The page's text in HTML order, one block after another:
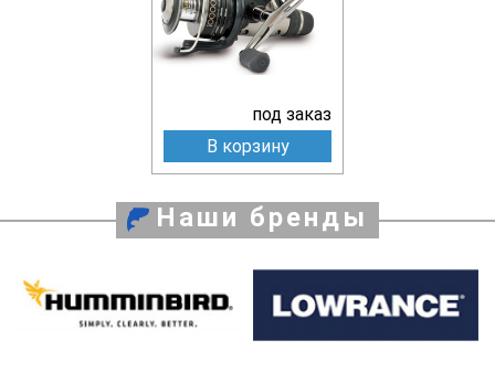
под заказ
В корзину
Наши бренды